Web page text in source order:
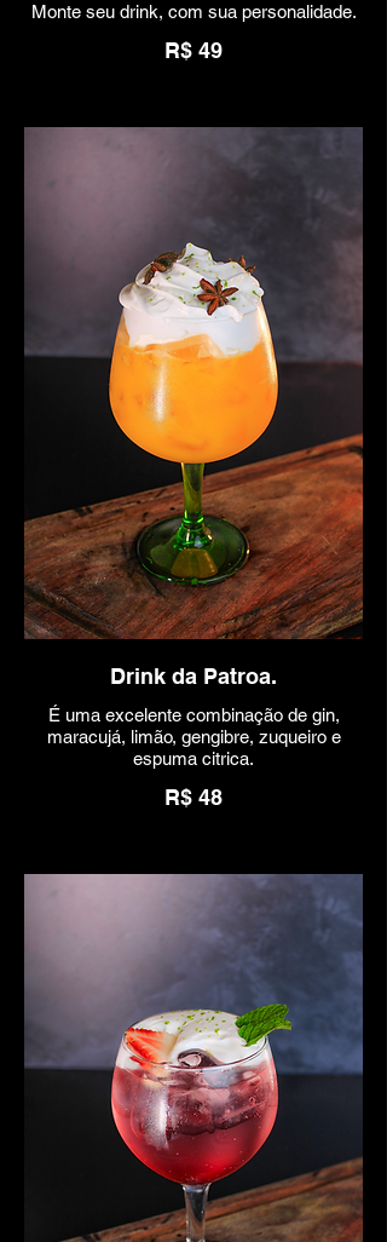
Monte seu drink, com sua personalidade.
R$ 49
Drink da Patroa.
É uma excelente combinação de gin,
maracujá, limão, gengibre, zuqueiro e
espuma citrica.
R$ 48